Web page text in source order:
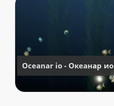
Oceanar io - Океанар ио